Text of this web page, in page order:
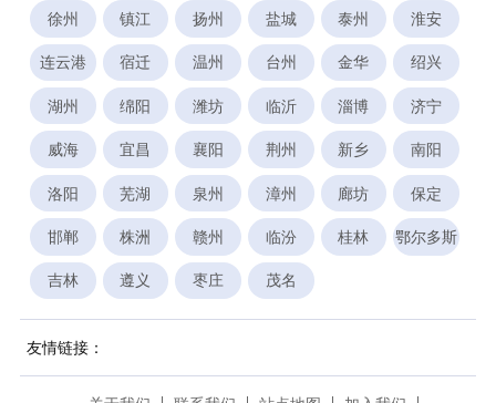
徐州 镇江 扬州 盐城 泰州 淮安
连云港 宿迁 温州 台州 金华 绍兴
湖州 绵阳 潍坊 临沂 淄博 济宁
威海 宜昌 襄阳 荆州 新乡 南阳
洛阳 芜湖 泉州 漳州 廊坊 保定
邯郸 株洲 赣州 临汾 桂林 鄂尔多斯
吉林 遵义 枣庄 茂名
友情链接：